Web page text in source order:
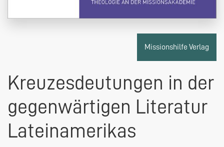
Missionshilfe Verlag
Kreuzesdeutungen in der
gegenwärtigen Literatur
Lateinamerikas